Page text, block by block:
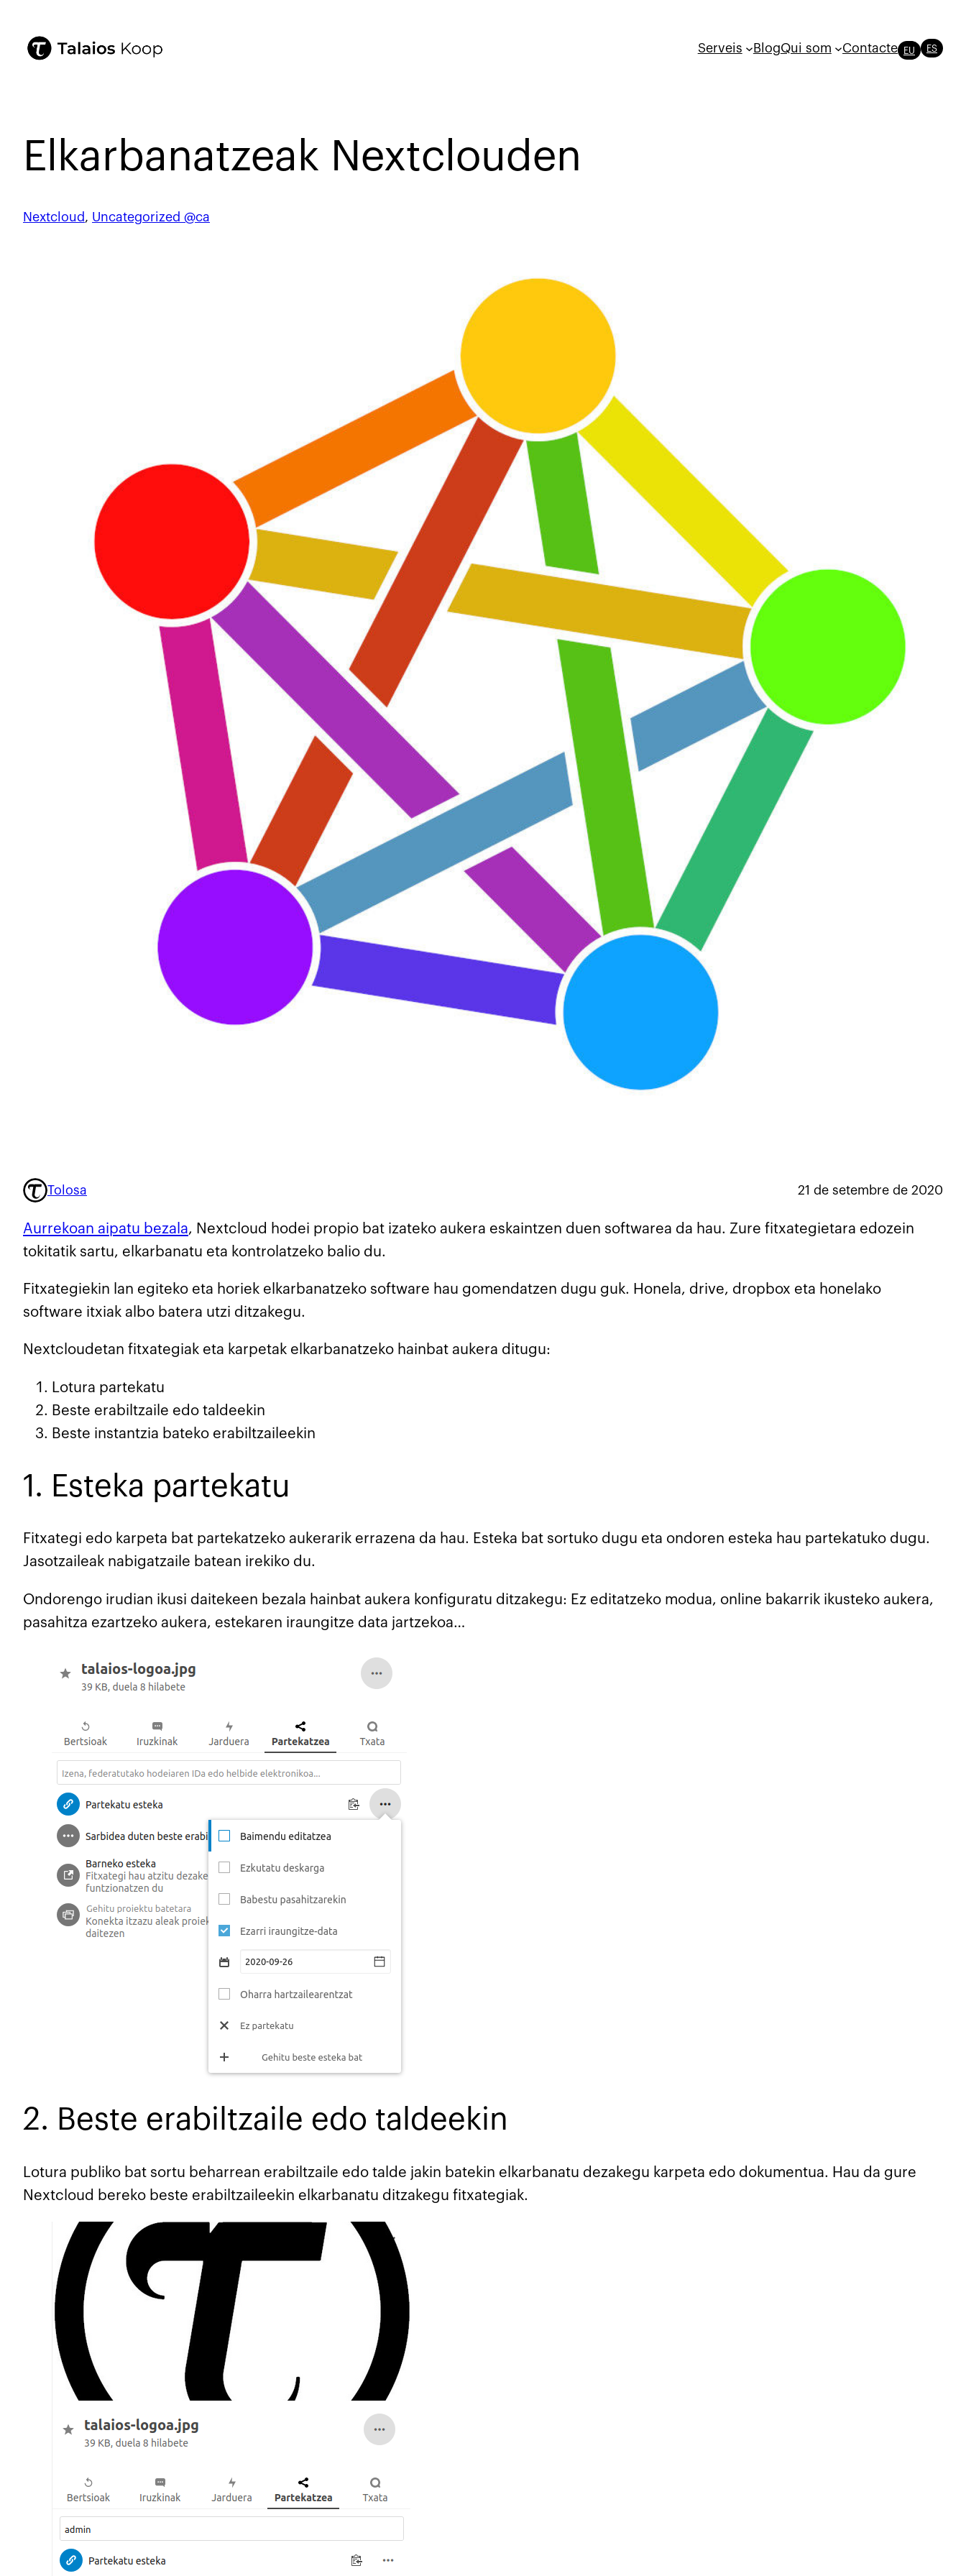
Serveis BlogQui som Contacte EU ES
Elkarbanatzeak Nextclouden
Nextcloud , Uncategorized @ca
Tolosa 21 de setembre de 2020
Aurrekoan aipatu bezala, Nextcloud hodei propio bat izateko aukera eskaintzen duen softwarea da hau. Zure fitxategietara edozein
tokitatik sartu, elkarbanatu eta kontrolatzeko balio du.
Fitxategiekin lan egiteko eta horiek elkarbanatzeko software hau gomendatzen dugu guk. Honela, drive, dropbox eta honelako
software itxiak albo batera utzi ditzakegu.
Nextcloudetan fitxategiak eta karpetak elkarbanatzeko hainbat aukera ditugu:
Lotura partekatu
Beste erabiltzaile edo taldeekin
Beste instantzia bateko erabiltzaileekin
1. Esteka partekatu
Fitxategi edo karpeta bat partekatzeko aukerarik errazena da hau. Esteka bat sortuko dugu eta ondoren esteka hau partekatuko dugu.
Jasotzaileak nabigatzaile batean irekiko du.
Ondorengo irudian ikusi daitekeen bezala hainbat aukera konfiguratu ditzakegu: Ez editatzeko modua, online bakarrik ikusteko aukera,
pasahitza ezartzeko aukera, estekaren iraungitze data jartzekoa…
2. Beste erabiltzaile edo taldeekin
Lotura publiko bat sortu beharrean erabiltzaile edo talde jakin batekin elkarbanatu dezakegu karpeta edo dokumentua. Hau da gure
Nextcloud bereko beste erabiltzaileekin elkarbanatu ditzakegu fitxategiak.